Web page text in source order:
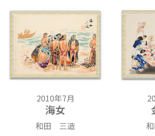
2010年7月
海女
和田 三造